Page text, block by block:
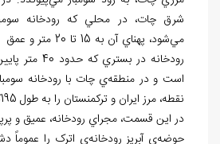
شرق چات، در محلي که رودخانه
ميشود، پهناي آن به 15 تا 20 متر و عمق آن به يک متر مي
رودخانه در بستري که حدود 40 متر پايين
است و در منطقهي چات با رودخانه
نقطه، مرز ايران و تركمنستان را به طول 195كيلومتر تشكيل مي
در اين قسمت، مجراي رودخانه، عميق و
حوضهي آبريز رودخانهي اترک را عموماً